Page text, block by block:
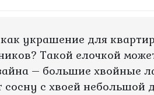
украшение для
Такой елочкой
– большие хвойные
с хвоей небольшой